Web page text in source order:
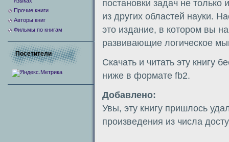
постановки задач не только
из других областей науки.
это издание, в котором вы
развивающие логическое
Скачать и читать эту книгу
ниже в формате fb2.
Добавлено:
Увы, эту книгу пришлось
произведения из числа
Прочие книги
Авторы книг
Фильмы по книгам
Посетители